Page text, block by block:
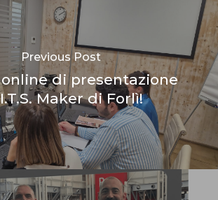
Previous Post
di presentazione
Maker di Forlì!